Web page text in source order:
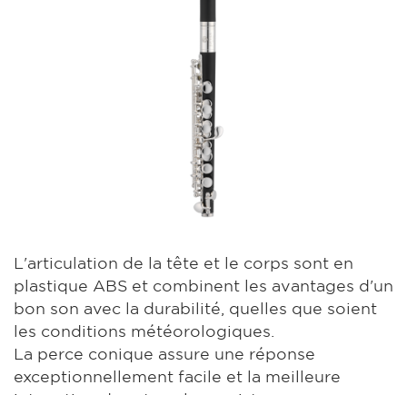
L'articulation de la tête et le corps sont en
plastique ABS et combinent les avantages d'un
bon son avec la durabilité, quelles que soient
les conditions météorologiques.
La perce conique assure une réponse
exceptionnellement facile et la meilleure